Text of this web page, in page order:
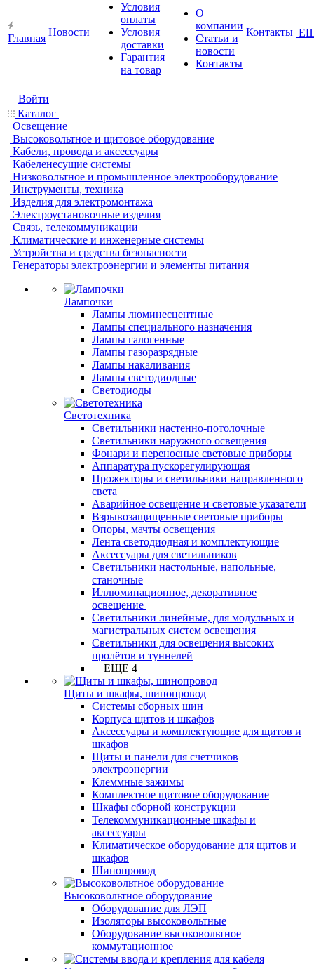
Главная
Новости
Условия
оплаты
Условия
доставки
Гарантия
на товар
О
компании
Статьи и
новости
Контакты
Контакты
+
Войти
Каталог
Освещение
Высоковольтное и щитовое оборудование
Кабели, провода и аксессуары
Кабеленесущие системы
Низковольтное и промышленное электрооборудование
Инструменты, техника
Изделия для электромонтажа
Электроустановочные изделия
Связь, телекоммуникации
Климатические и инженерные системы
Устройства и средства безопасности
Генераторы электроэнергии и элементы питания
Лампочки
Лампы люминесцентные
Лампы специального назначения
Лампы галогенные
Лампы газоразрядные
Лампы накаливания
Лампы светодиодные
Светодиоды
Светотехника
Светильники настенно-потолочные
Светильники наружного освещения
Фонари и переносные световые приборы
Аппаратура пускорегулирующая
Прожекторы и светильники направленного
света
Аварийное освещение и световые указатели
Взрывозащищенные световые приборы
Опоры, мачты освещения
Лента светодиодная и комплектующие
Аксессуары для светильников
Светильники настольные, напольные,
станочные
Иллюминационное, декоративное
освещение
Светильники линейные, для модульных и
магистральных систем освещения
Светильники для освещения высоких
пролётов и туннелей
+ ЕЩЕ 4
Щиты и шкафы, шинопровод
Системы сборных шин
Корпуса щитов и шкафов
Аксессуары и комплектующие для щитов и
шкафов
Щиты и панели для счетчиков
электроэнергии
Клеммные зажимы
Комплектное щитовое оборудование
Шкафы сборной конструкции
Телекоммуникационные шкафы и
аксессуары
Климатическое оборудование для щитов и
шкафов
Шинопровод
Высоковольтное оборудование
Оборудование для ЛЭП
Изоляторы высоковольтные
Оборудование высоковольтное
коммутационное